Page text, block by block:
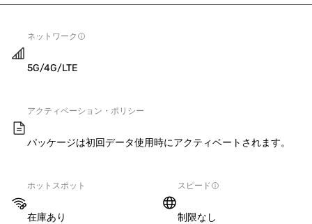
ネットワーク
5G/4G/LTE
アクティベーション・ポリシー
パッケージは初回データ使用時にアクティベートされます。
ホットスポット
在庫あり
スピード
制限なし